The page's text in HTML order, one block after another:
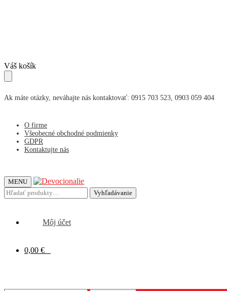
Skip
to
navigation
Skip
to
content
Váš košík
Ak máte otázky, neváhajte nás kontaktovať: 0915 703 523, 0903 059 404
O firme
Všeobecné obchodné podmienky
GDPR
Kontaktujte nás
MENU
Hľadať: Vyhľadávanie
Môj účet
0,00 €